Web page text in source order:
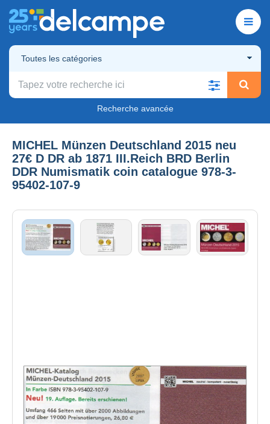
Toutes les catégories
Recherche avancée
MICHEL Münzen Deutschland 2015 neu
27€ D DR ab 1871 III.Reich BRD Berlin
DDR Numismatik coin catalogue 978-3-
95402-107-9